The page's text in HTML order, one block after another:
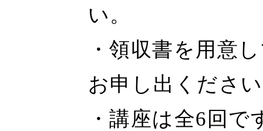
い。
・領収書を用意
お申し出くださ
・講座は全6回